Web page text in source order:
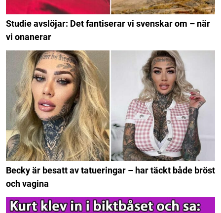
Studie avslöjar: Det fantiserar vi svenskar om – när
vi onanerar
Becky är besatt av tatueringar – har täckt både bröst
och vagina